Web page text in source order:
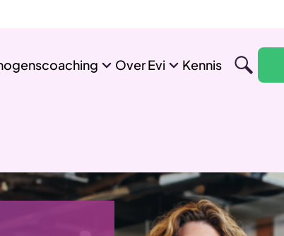
Over Evi Kennis